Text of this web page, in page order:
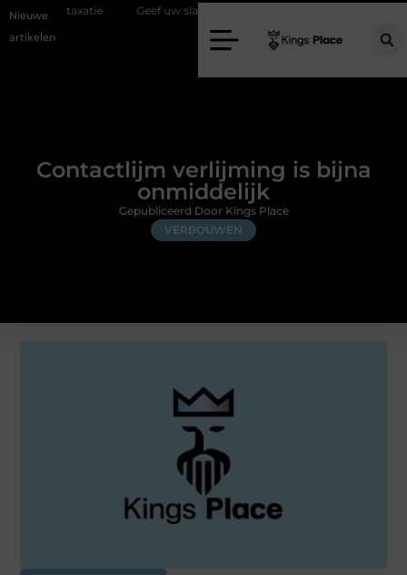
Nieuwe
artikelen
Geef uw slaapkamer een upgrade met interieuradvies Zwolle
Contactlijm verlijming is bijna
onmiddelijk
VERBOUWEN
Gepubliceerd Door Kings Place